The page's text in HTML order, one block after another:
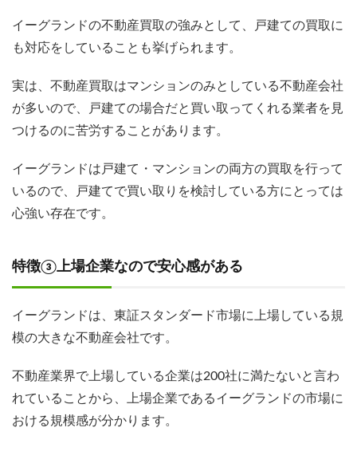
イーグランドの不動産買取の強みとして、戸建ての買取に
も対応をしていることも挙げられます。
実は、不動産買取はマンションのみとしている不動産会社
が多いので、戸建ての場合だと買い取ってくれる業者を見
つけるのに苦労することがあります。
イーグランドは戸建て・マンションの両方の買取を行って
いるので、戸建てで買い取りを検討している方にとっては
心強い存在です。
特徴③上場企業なので安心感がある
イーグランドは、東証スタンダード市場に上場している規
模の大きな不動産会社です。
不動産業界で上場している企業は200社に満たないと言わ
れていることから、上場企業であるイーグランドの市場に
おける規模感が分かります。